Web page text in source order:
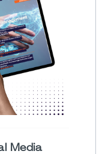
Media